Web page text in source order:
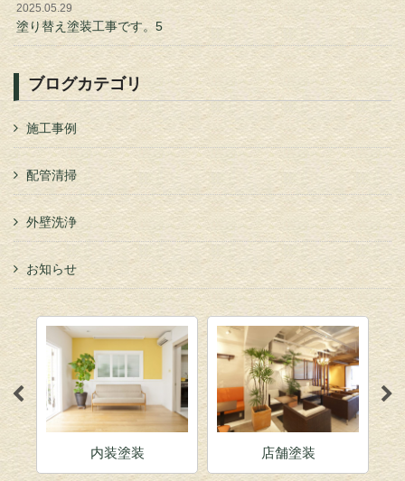
2025.05.29
塗り替え塗装工事です。5
ブログカテゴリ
施工事例
配管清掃
外壁洗浄
お知らせ
内装塗装 店舗塗装